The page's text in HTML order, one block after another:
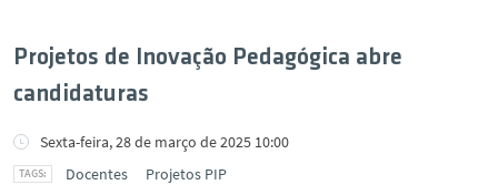
Projetos de Inovação Pedagógica abre
candidaturas
Sexta-feira, 28 de março de 2025 10:00
Docentes
Projetos PIP